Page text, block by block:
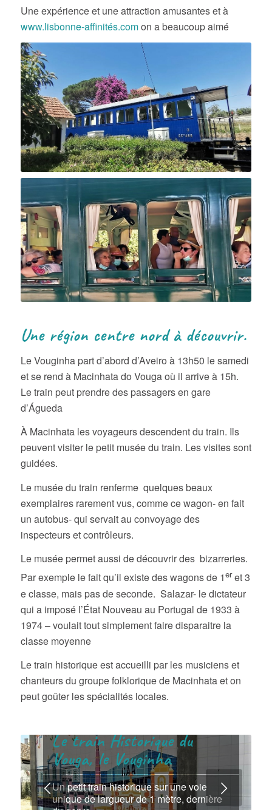
Une expérience et une attraction amusantes et à
www.lisbonne-affinités.comon a beaucoup aimé
Une région centre nord à découvrir.
Le Vouginha part d’abord d’Aveiro à 13h50 le samedi
et se rend à Macinhata do Vouga où il arrive à 15h.
Le train peut prendre des passagers en gare
d’Águeda
À Macinhata les voyageurs descendent du train. Ils
peuvent visiter le petit musée du train. Les visites sont
guidées.
Le musée du train renferme quelques beaux
exemplaires rarement vus, comme ce wagon- en fait
un autobus- qui servait au convoyage des
inspecteurs et contrôleurs.
Le musée permet aussi de découvrir des bizarreries.
Par exemple le fait qu’il existe des wagons de 1eret 3
e classe, mais pas de seconde. Salazar- le dictateur
qui a imposé l’État Nouveau au Portugal de 1933 à
1974 – voulait tout simplement faire disparaitre la
classe moyenne
Le train historique est accueilli par les musiciens et
chanteurs du groupe folklorique de Macinhata et on
peut goûter les spécialités locales.
Le train Historique du
Vouga, le Vouginha
Un petit train historique sur une voie
unique de largueur de 1 mètre, dernière
Suivant